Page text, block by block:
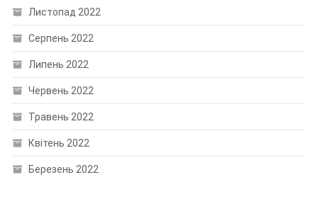
Листопад 2022
Серпень 2022
Липень 2022
Червень 2022
Травень 2022
Квітень 2022
Березень 2022